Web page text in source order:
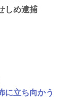
しめ逮捕
に立ち向かう